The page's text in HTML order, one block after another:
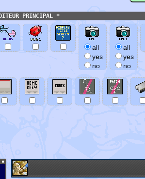
all
yes
no
all
yes
no